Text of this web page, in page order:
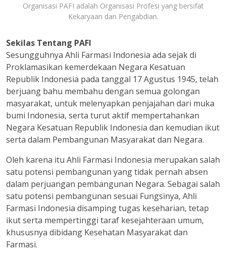
Organisasi PAFI adalah Organisasi Profesi yang bersifat
Kekaryaan dan Pengabdian.
Sekilas Tentang PAFI
Sesungguhnya Ahli Farmasi Indonesia ada sejak di
Proklamasikan kemerdekaan Negara Kesatuan
Republik Indonesia pada tanggal 17 Agustus 1945, telah
berjuang bahu membahu dengan semua golongan
masyarakat, untuk melenyapkan penjajahan dari muka
bumi Indonesia, serta turut aktif mempertahankan
Negara Kesatuan Republik Indonesia dan kemudian ikut
serta dalam Pembangunan Masyarakat dan Negara.
Oleh karena itu Ahli Farmasi Indonesia merupakan salah
satu potensi pembangunan yang tidak pernah absen
dalam perjuangan pembangunan Negara. Sebagai salah
satu potensi pembangunan sesuai Fungsinya, Ahli
Farmasi Indonesia disamping tugas keseharian, tetap
ikut serta mempertinggi taraf kesejahteraan umum,
khususnya dibidang Kesehatan Masyarakat dan
Farmasi.